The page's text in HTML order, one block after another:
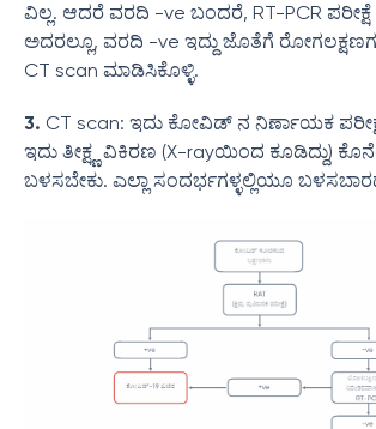
ವಿಲ್ಲ. ಆದರೆ ವರದಿ -ve ಬಂದರೆ, RT-PCR ಪರೀಕ್ಷೆ
ಅದರಲ್ಲೂ, ವರದಿ -ve ಇದ್ದು ಜೊತೆಗೆ
CT scan ಮಾಡಿಸಿಕೊಳ್ಳಿ.
3. CT scan: ಇದು ಕೋವಿಡ್ ನ ನಿರ್ಣಾಯಕ
ಇದು ತೀಕ್ಷ್ಣ ವಿಕಿರಣ (X-rayಯಿಂದ ಕೂಡಿದ್ದು)
ಬಳಸಬೇಕು. ಎಲ್ಲಾ ಸಂದರ್ಭಗಳ್ಳಲ್ಲಿಯೂ